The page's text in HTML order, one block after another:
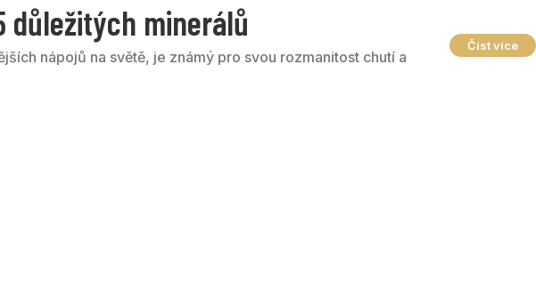
důležitých minerálů
nápojů na světě, je známý pro svou rozmanitost chutí a
Číst více